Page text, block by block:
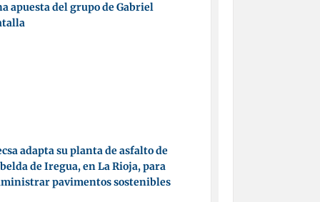
apuesta del grupo de Gabriel
adapta su planta de asfalto de
de Iregua, en La Rioja, para
pavimentos sostenibles